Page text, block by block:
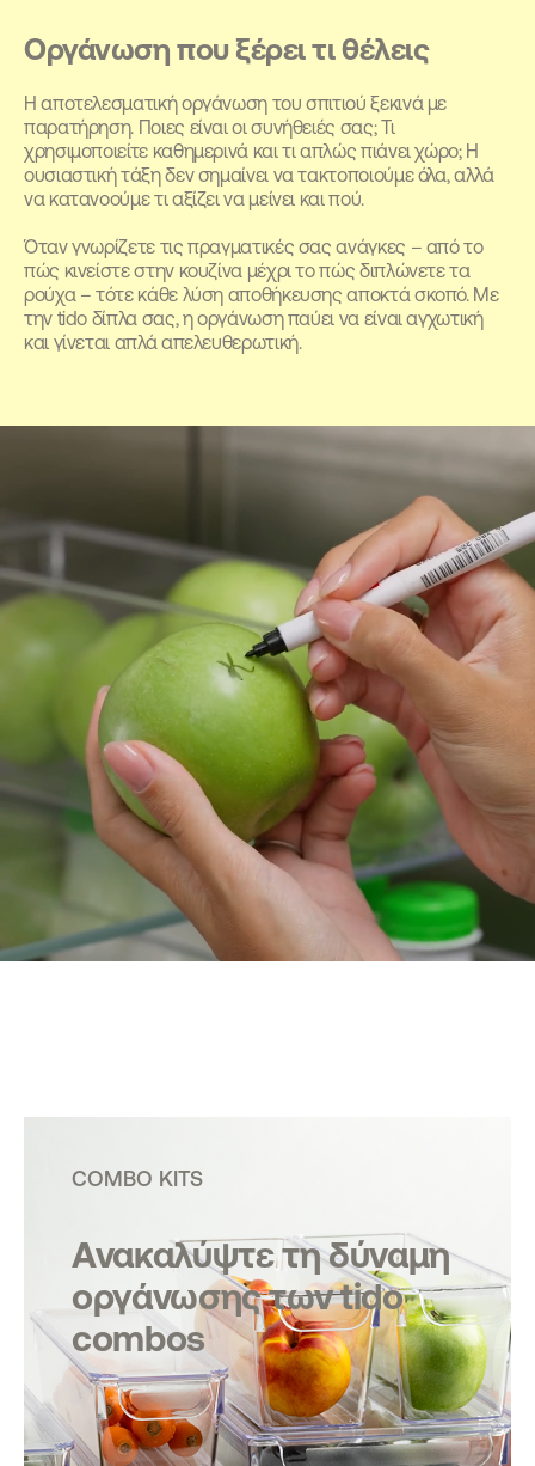
Οργάνωση που ξέρειτι θέλεις
Η αποτελεσματική οργάνωση του σπιτιού ξεκινά με
παρατήρηση. Ποιες είναι οι συνήθειές σας; Τι
χρησιμοποιείτε καθημερινά και τι απλώς πιάνει χώρο; Η
ουσιαστική τάξη δεν σημαίνει να τακτοποιούμε όλα, αλλά
να κατανοούμε τι αξίζει να μείνει και πού.
Όταν γνωρίζετε τις πραγματικές σας ανάγκες – από το
πώς κινείστε στην κουζίνα μέχρι το πώς διπλώνετε τα
ρούχα – τότε κάθε λύση αποθήκευσης αποκτά σκοπό. Με
την tido δίπλα σας, η οργάνωση παύει να είναι αγχωτική
και γίνεται απλά απελευθερωτική.
COMBO KITS
Ανακαλύψτε τη δύναμη
οργάνωσης των tido
combos